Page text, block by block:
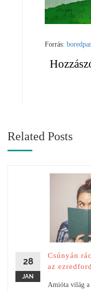
Forrás:
Related Posts
28
JAN
Csúnyán
az
Amióta világ a